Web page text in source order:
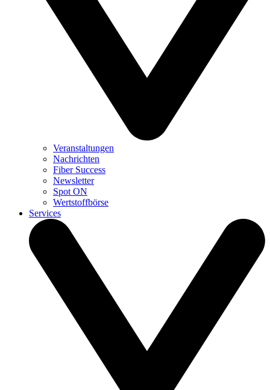
Veranstaltungen
Nachrichten
Fiber Success
Newsletter
Spot ON
Wertstoffbörse
Services